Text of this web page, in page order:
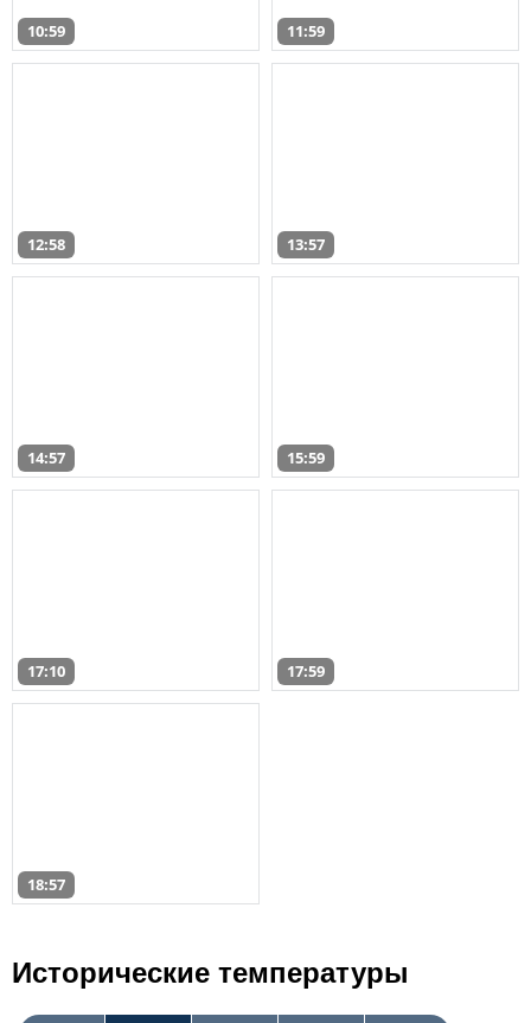
10:59 11:59
12:58 13:57
14:57 15:59
17:10 17:59
18:57
Исторические температуры